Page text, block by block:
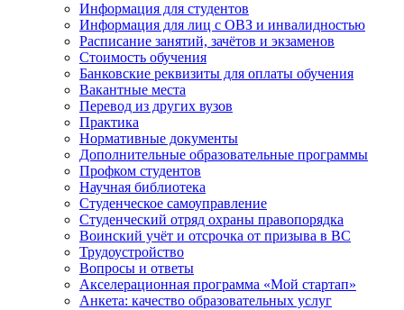
Информация для студентов
Информация для лиц с ОВЗ и инвалидностью
Расписание занятий, зачётов и экзаменов
Стоимость обучения
Банковские реквизиты для оплаты обучения
Вакантные места
Перевод из других вузов
Практика
Нормативные документы
Дополнительные образовательные программы
Профком студентов
Научная библиотека
Студенческое самоуправление
Студенческий отряд охраны правопорядка
Воинский учёт и отсрочка от призыва в ВС
Трудоустройство
Вопросы и ответы
Акселерационная программа «Мой стартап»
Анкета: качество образовательных услуг